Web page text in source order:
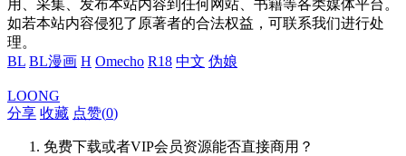
用、采集、发布本站内容到任何网站、书籍等各类媒体平台。
如若本站内容侵犯了原著者的合法权益，可联系我们进行处
理。
BL BL漫画 H Omecho R18 中文 伪娘
LOONG
分享 收藏 点赞(0)
免费下载或者VIP会员资源能否直接商用？